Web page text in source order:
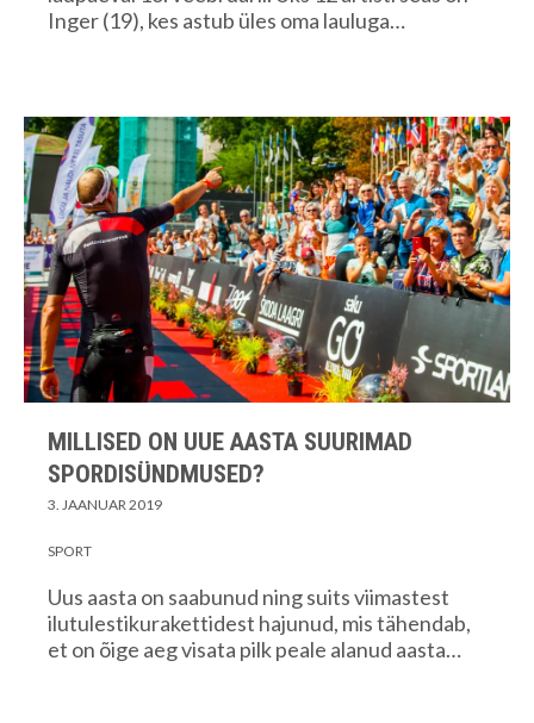
Inger (19), kes astub üles oma lauluga…
MILLISED ON UUE AASTA SUURIMAD
SPORDISÜNDMUSED?
3. JAANUAR 2019
SPORT
Uus aasta on saabunud ning suits viimastest
ilutulestikurakettidest hajunud, mis tähendab,
et on õige aeg visata pilk peale alanud aasta…